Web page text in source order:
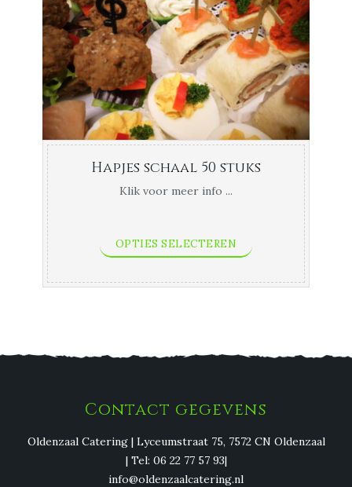
Hapjes schaal 50 stuks
Klik voor meer info ...
OPTIES SELECTEREN
Contact gegevens
Oldenzaal Catering | Lyceumstraat 75, 7572 CN Oldenzaal
| Tel: 06 22 77 57 93|
info@oldenzaalcatering.nl